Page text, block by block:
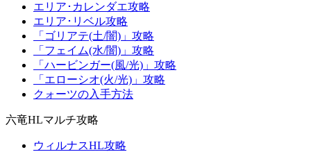
エリア･カレンダエ攻略
エリア･リベル攻略
「ゴリアテ(土/闇)」攻略
「フェイム(水/闇)」攻略
「ハービンガー(風/光)」攻略
「エローシオ(火/光)」攻略
クォーツの入手方法
六竜HLマルチ攻略
ウィルナスHL攻略